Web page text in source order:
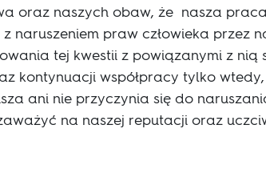
oraz naszych obaw, że nasza
naruszeniem praw człowieka przez
tej kwestii z powiązanymi z nią
kontynuacji współpracy tylko
ani nie przyczynia się do
na naszej reputacji oraz